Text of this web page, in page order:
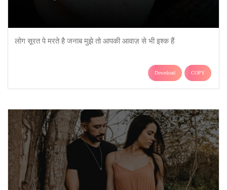
लोग सूरत पे मरते है जनाब मुझे तो आपकी आवाज़ से भी इश्क हैं
Download COPY